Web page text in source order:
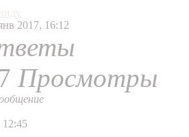
2017, 16:12
Просмотры
12:45